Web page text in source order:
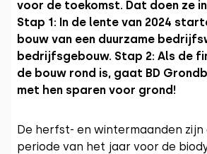
voor de toekomst. Dat doen ze
Stap 1: In de lente van 2024
bouw van een duurzame
bedrijfsgebouw. Stap 2: Als de
de bouw rond is, gaat BD
met hen sparen voor grond!
De herfst- en wintermaanden zijn
periode van het jaar voor de